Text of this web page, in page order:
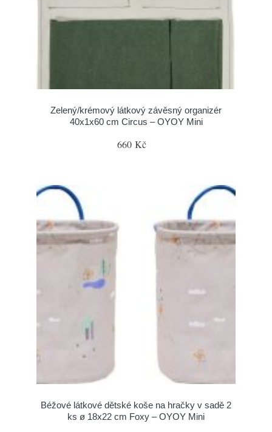
Zelený/krémový látkový závěsný organizér
40x1x60 cm Circus – OYOY Mini
660 Kč
Béžové látkové dětské koše na hračky v sadě 2
ks ø 18x22 cm Foxy – OYOY Mini